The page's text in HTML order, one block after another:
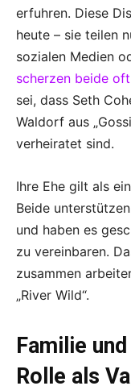
erfuhren. Diese
heute – sie teilen
sozialen Medien
scherzen beide
sei, dass Seth
Waldorf aus
verheiratet sind.
Ihre Ehe gilt als
Beide
und haben es
zu vereinbaren.
zusammen
„River Wild“.
Familie
Rolle als